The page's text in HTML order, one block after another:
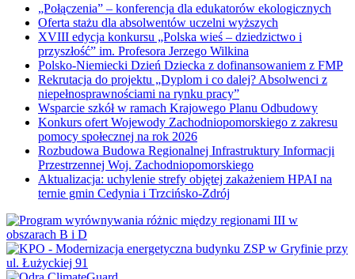
„Połączenia” – konferencja dla edukatorów ekologicznych
Oferta stażu dla absolwentów uczelni wyższych
XVIII edycja konkursu „Polska wieś – dziedzictwo i
przyszłość” im. Profesora Jerzego Wilkina
Polsko-Niemiecki Dzień Dziecka z dofinansowaniem z FMP
Rekrutacja do projektu „Dyplom i co dalej? Absolwenci z
niepełnosprawnościami na rynku pracy”
Wsparcie szkół w ramach Krajowego Planu Odbudowy
Konkurs ofert Wojewody Zachodniopomorskiego z zakresu
pomocy społecznej na rok 2026
Rozbudowa Budowa Regionalnej Infrastruktury Informacji
Przestrzennej Woj. Zachodniopomorskiego
Aktualizacja: uchylenie strefy objętej zakażeniem HPAI na
ternie gmin Cedynia i Trzcińsko-Zdrój